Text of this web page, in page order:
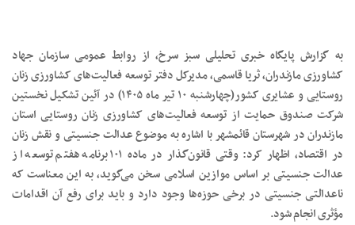
به گزارش پایگاه خبری تحلیلی سبز سرخ، از روابط عمومی سازمان جهاد
کشاورزی مازندران، ثریا قاسمی، مدیرکل دفتر توسعه فعالیت‌های کشاورزی زنان
روستایی و عشایری کشور(چهارشنبه ۱۰ تیر ماه ۱۴۰۵) در آئین تشکیل نخستین
شرکت صندوق حمایت از توسعه فعالیت‌های کشاورزی زنان روستایی استان
مازندران در شهرستان قائمشهر با اشاره به موضوع عدالت جنسیتی و نقش زنان
در اقتصاد، اظهار کرد: وقتی قانون‌گذار در ماده ۱۰۱ برنامه هفتم توسعه از
عدالت جنسیتی بر اساس موازین اسلامی سخن می‌گوید، به این معناست که
ناعدالتی جنسیتی در برخی حوزه‌ها وجود دارد و باید برای رفع آن اقدامات
مؤثری انجام شود.